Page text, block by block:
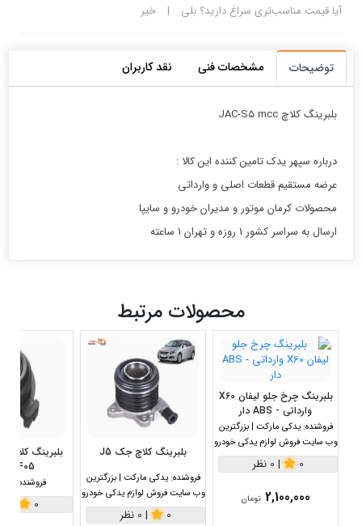
آیا قیمت مناسب‌تری سراغ دارید؟ بلی | خیر
توضیحات مشخصات فنی نقد کاربران
بلبرينگ كلاچ JAC-S5 mcc
درباره سپهر یدک تامین کننده این کالا :
عرضه مستقیم قطعات اصلی و وارداتی
محصولات کرمان موتور و مدیران خودرو و سایپا
ارسال به سراسر کشور 1 روزه و تهران 1 ساعته
محصولات مرتبط
بلبرینگ چرخ جلو لیفان X60
وارداتی - ABS دار
فروشنده: یدکی مارکت | بزرگترین
وب سایت فروش لوازم یدکی خودرو
0
| 0 نظر
2,100,000 تومان
بلبرینگ کلاچ جک J5
فروشنده: یدکی مارکت | بزرگترین
وب سایت فروش لوازم یدکی خودرو
0
| 0 نظر
405 (NBS)
فروشنده:
0